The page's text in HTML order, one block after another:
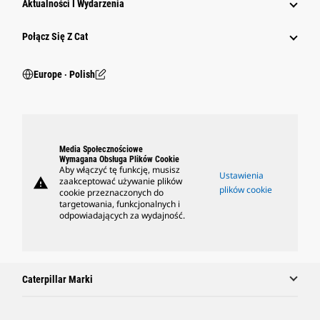
Aktualności I Wydarzenia
Połącz Się Z Cat
Europe ‧ Polish
warning
Media Społecznościowe
Wymagana Obsługa Plików Cookie
Aby włączyć tę funkcję, musisz
zaakceptować używanie plików
cookie przeznaczonych do
targetowania, funkcjonalnych i
odpowiadających za wydajność.
Ustawienia
plików cookie
Caterpillar Marki